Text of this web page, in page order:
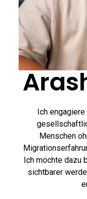
Ich
Menschen
Ich möchte dazu
sichtbarer